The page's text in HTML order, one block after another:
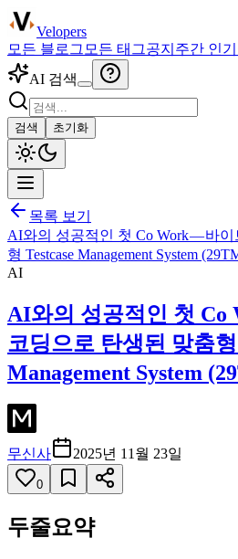
Velopers
모든 블로그 모든 태그공지 주간 인
AI 검색
검색 초기화
목록 보기
AI와의 성공적인 첫 Co Work — 바
형 Testcase Management System
AI
AI와의 성공적인 첫 Co
코딩으로 탄생된 맞춤형
Management System
무신사 2025년 11월 23일
0
두줄요약